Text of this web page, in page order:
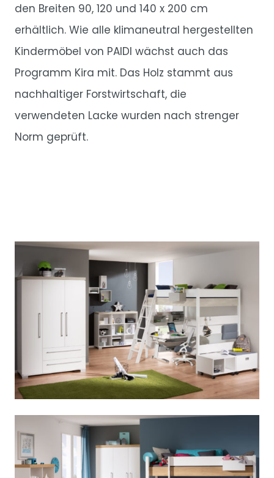
den Breiten 90, 120 und 140 x 200 cm
erhältlich. Wie alle klimaneutral hergestellten
Kindermöbel von PAIDI wächst auch das
Programm Kira mit. Das Holz stammt aus
nachhaltiger Forstwirtschaft, die
verwendeten Lacke wurden nach strenger
Norm geprüft.